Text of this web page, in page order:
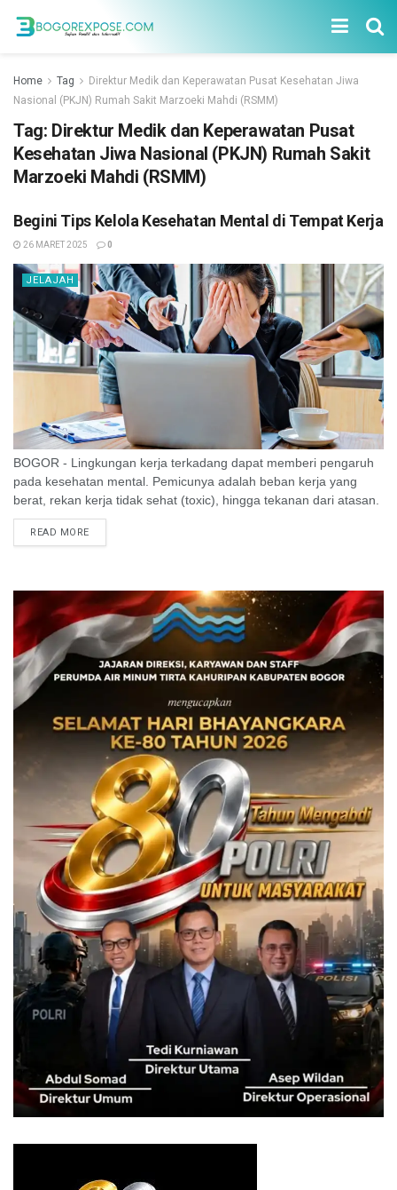
Home Tag
Direktur Medik dan Keperawatan Pusat Kesehatan Jiwa
Nasional (PKJN) Rumah Sakit Marzoeki Mahdi (RSMM)
Tag: Direktur Medik dan Keperawatan Pusat
Kesehatan Jiwa Nasional (PKJN) Rumah Sakit
Marzoeki Mahdi (RSMM)
Begini Tips Kelola Kesehatan Mental di Tempat Kerja
26 MARET 2025 0
JELAJAH
BOGOR - Lingkungan kerja terkadang dapat memberi pengaruh
pada kesehatan mental. Pemicunya adalah beban kerja yang
berat, rekan kerja tidak sehat (toxic), hingga tekanan dari atasan.
Lalu bagaimana untuk mengatasinya? ...
READ MORE